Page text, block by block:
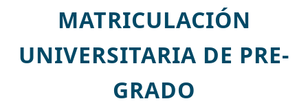
MATRICULACIÓN
UNIVERSITARIA DE PRE-
GRADO